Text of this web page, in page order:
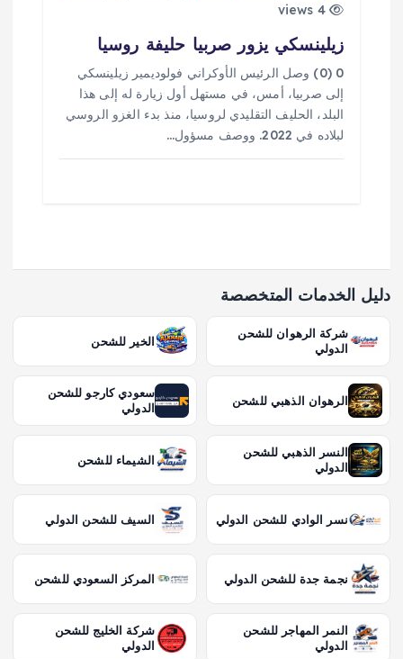
4 views
زيلينسكي يزور صربيا حليفة روسيا
0 (0) وصل الرئيس الأوكراني فولوديمير زيلينسكي
إلى صربيا، أمس، في مستهل أول زيارة له إلى هذا
البلد، الحليف التقليدي لروسيا، منذ بدء الغزو الروسي
لبلاده في 2022. ووصف مسؤول…
دليل الخدمات المتخصصة
شركة الرهوان للشحن
الدولي
الخير للشحن
الرهوان الذهبي للشحن
سعودي كارجو للشحن
الدولي
النسر الذهبي للشحن
الدولي
الشيماء للشحن
نسر الوادي للشحن الدولي السيف للشحن الدولي
نجمة جدة للشحن الدولي المركز السعودي للشحن
النمر المهاجر للشحن
الدولي
شركة الخليج للشحن
الدولي